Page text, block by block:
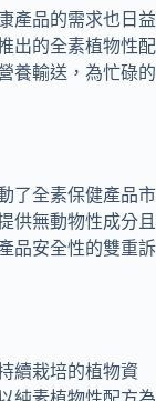
產品的需求也日益
出的全素植物性配
養輸送，為忙碌的
了全素保健產品市
供無動物性成分且
品安全性的雙重訴
續栽培的植物資